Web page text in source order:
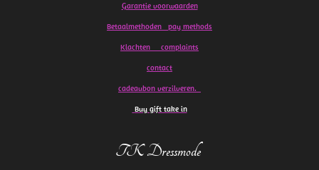
Garantie voorwaarden
Betaalmethoden pay methods
Klachten complaints
contact
cadeaubon verzilveren.
Buy gift take in
TK Dressmode